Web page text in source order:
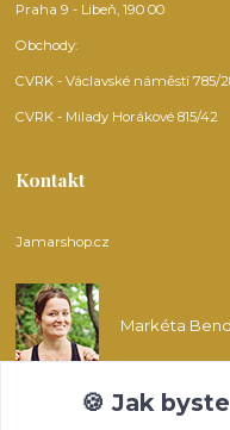
Praha 9 - Libeň, 190 00
Obchody:
CVRK - Václavské náměstí 785/
CVRK - Milady Horákové 815/42
Kontakt
Jamarshop.cz
Markéta
🍪 Jak